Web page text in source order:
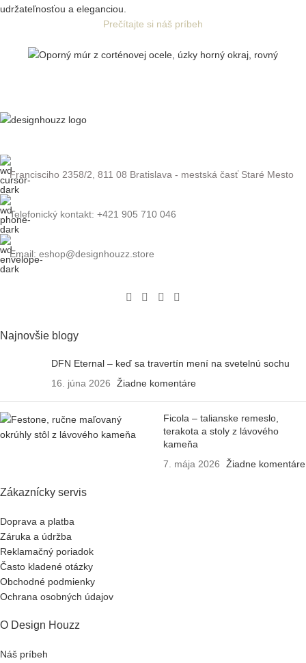
udržateľnosťou a eleganciou.
Prečítajte si náš príbeh
Francisciho 2358/2, 811 08 Bratislava - mestská časť Staré Mesto
Telefonický kontakt: +421 905 710 046
Email: eshop@designhouzz.store
Najnovšie blogy
DFN Eternal – keď sa travertín mení na svetelnú sochu
16. júna 2026
Žiadne komentáre
Ficola – talianske remeslo,
terakota a stoly z lávového
kameňa
7. mája 2026
Žiadne komentáre
Zákaznícky servis
Doprava a platba
Záruka a údržba
Reklamačný poriadok
Často kladené otázky
Obchodné podmienky
Ochrana osobných údajov
O Design Houzz
Náš príbeh